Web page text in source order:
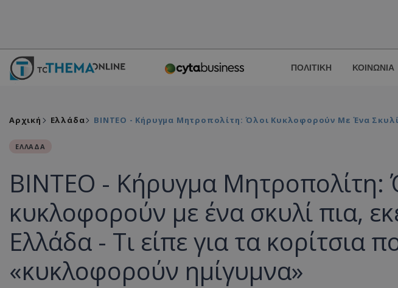
ΠΟΛΙΤΙΚΗ ΚΟΙΝΩΝΙΑ
Αρχική Ελλάδα BINTEO - Κήρυγμα Μητροπολίτη: Όλοι Κυκλοφορούν Με Ένα
ΕΛΛΑΔΑ
BINTEO - Κήρυγμα Μητροπολίτη:
κυκλοφορούν με ένα σκυλί πια,
Ελλάδα - Τι είπε για τα κορίτσια
«κυκλοφορούν ημίγυμνα»